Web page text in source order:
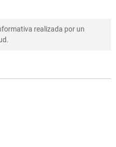
realizada por un